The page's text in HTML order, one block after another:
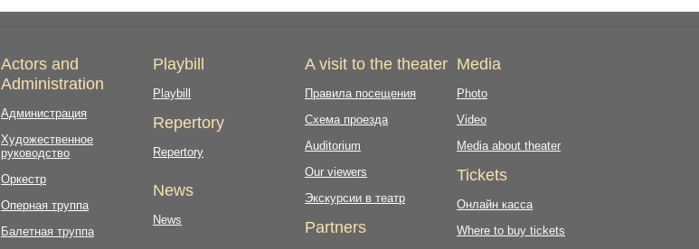
Actors and
Administration
Администрация
Художественное
руководство
Оркестр
Оперная труппа
Балетная труппа
Playbill
Playbill
Repertory
Repertory
News
News
A visit to the theater
Правила посещения
Схема проезда
Auditorium
Our viewers
Экскурсии в театр
Partners
Media
Photo
Video
Media about theater
Tickets
Онлайн касса
Where to buy tickets